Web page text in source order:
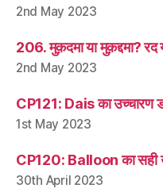
2nd May 2023
206. मुक़दमा या मुक़द्दमा? रद
2nd May 2023
CP121: Dais का उच्चारण
1st May 2023
CP120: Balloon का सही
30th April 2023